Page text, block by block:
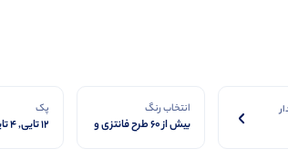
انتخاب رنگ
بیش از ۶۰ طرح فانتزی و
پک
12 تایی, 4 تایی, 8 تایی